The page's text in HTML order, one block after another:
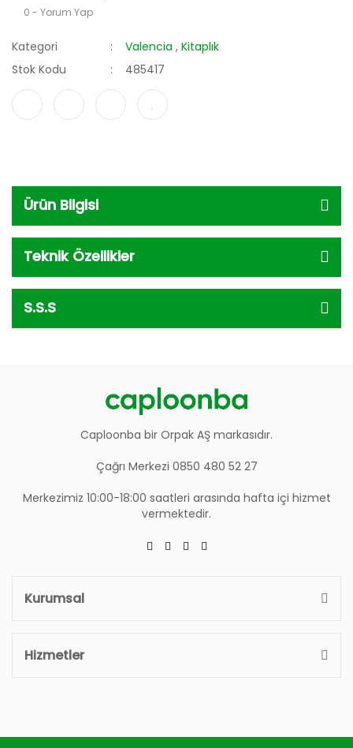
0 - Yorum Yap
Kategori Valencia ,Kitaplık
Stok Kodu
485417
Ürün Bilgisi
Teknik Özellikler
S.S.S
Caploonba bir Orpak AŞ markasıdır.
Çağrı Merkezi 0850 480 52 27
Merkezimiz 10:00-18:00 saatleri arasında hafta içi hizmet
vermektedir.
Kurumsal
Hizmetler